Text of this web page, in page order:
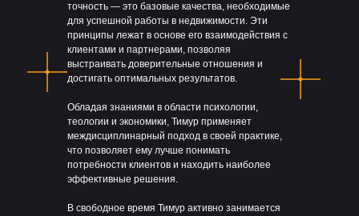
точность — это базовые качества, необходимые
для успешной работы в недвижимости. Эти
принципы лежат в основе его взаимодействия с
клиентами и партнерами, позволяя
выстраивать доверительные отношения и
достигать оптимальных результатов.
Обладая знаниями в области психологии,
теологии и экономики, Тимур применяет
междисциплинарный подход в своей практике,
что позволяет ему лучше понимать
потребности клиентов и находить наиболее
эффективные решения.
В свободное время Тимур активно занимается